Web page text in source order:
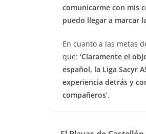
comunicarme con mis
puedo llegar a marcar
En cuanto a las metas
que: ‘Claramente el
español, la Liga Sacyr
experiencia detrás y
compañeros’.